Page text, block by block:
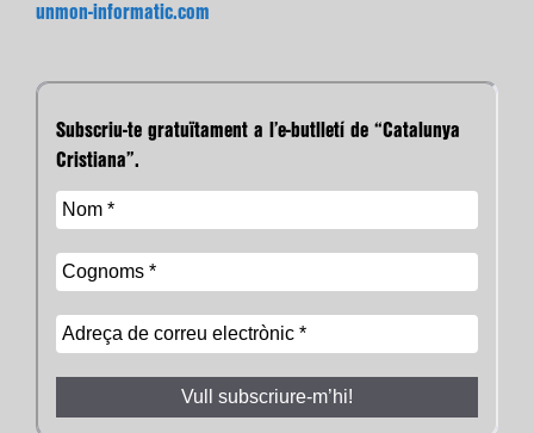
unmon-informatic.com
Subscriu-te gratuïtament a l’e-butlletí de “Catalunya
Cristiana”.